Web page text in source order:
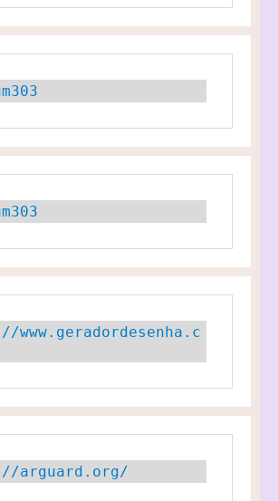
www.geradordesenha.c
arguard.org/